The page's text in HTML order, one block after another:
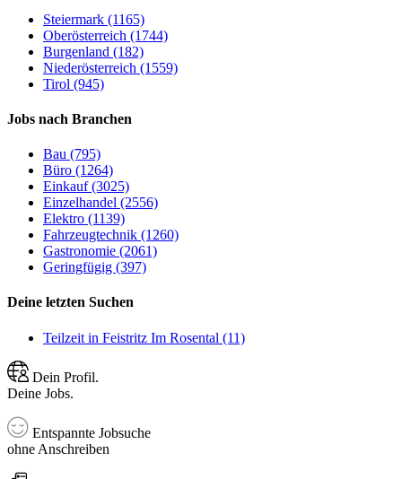
Steiermark (1165)
Oberösterreich (1744)
Burgenland (182)
Niederösterreich (1559)
Tirol (945)
Jobs nach Branchen
Bau (795)
Büro (1264)
Einkauf (3025)
Einzelhandel (2556)
Elektro (1139)
Fahrzeugtechnik (1260)
Gastronomie (2061)
Geringfügig (397)
Deine letzten Suchen
Teilzeit in Feistritz Im Rosental (11)
Dein Profil.
Deine Jobs.
Entspannte Jobsuche
ohne Anschreiben